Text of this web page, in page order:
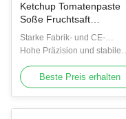
Ketchup Tomatenpaste
Soße Fruchtsaft
Kaffeebeutel Beutel
Flüssigkeitsfüllmaschinen
Starke Fabrik- und CE-
zertifizierte Qualität:
Industrietaugliches Design,
strenge Qualitätsprüfung,
weltweit markterprobte
Hohe Präzision und stabile
Leistung: Fortschrittliche
Abfülltechnologie sorgt für
genaue Dosierung und
Beste Preis erhalten